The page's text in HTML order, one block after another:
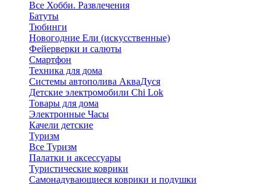
Все Хобби. Развлечения
Батуты
Тюбинги
Новогодние Ели (искусственные)
Фейерверки и салюты
Смартфон
Техника для дома
Системы автополива АкваДуся
Детские электромобили Chi Lok
Товары для дома
Электронные Часы
Качели детские
Туризм
Все Туризм
Палатки и аксессуары
Туристические коврики
Самонадувающиеся коврики и подушки